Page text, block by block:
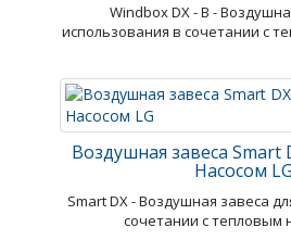
Windbox DX - В -
использования в сочетании с
Воздушная завеса Smart
Насосом LG
Smart DX - Воздушная завеса
сочетании с тепловым